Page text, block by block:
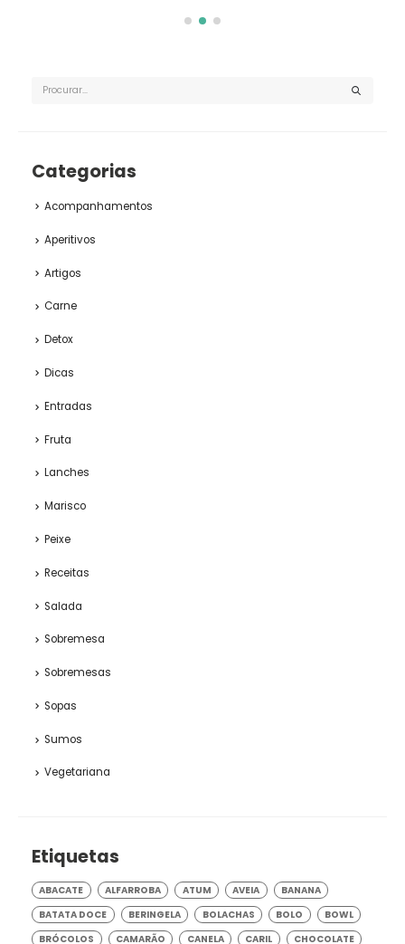
Categorias
Acompanhamentos
Aperitivos
Artigos
Carne
Detox
Dicas
Entradas
Fruta
Lanches
Marisco
Peixe
Receitas
Salada
Sobremesa
Sobremesas
Sopas
Sumos
Vegetariana
Etiquetas
ABACATE ALFARROBA ATUM AVEIA
BANANA
BATATA DOCE
BERINGELA BOLACHAS BOLO
BOWL
BRÓCOLOS
CAMARÃO CANELA CARIL
CHOCOLATE